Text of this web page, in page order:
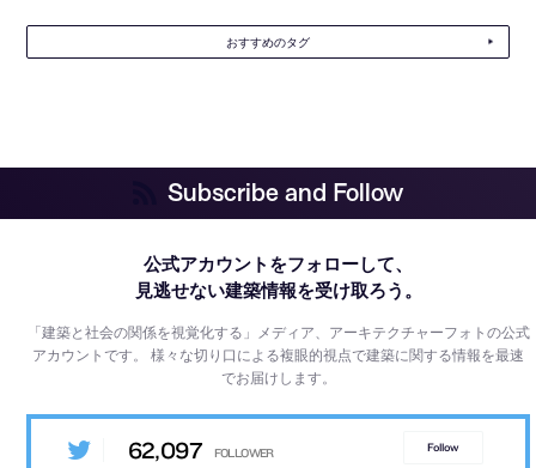
おすすめのタグ
Subscribe and Follow
公式アカウントをフォローして、
見逃せない建築情報を受け取ろう。
「建築と社会の関係を視覚化する」メディア、アーキテクチャーフォトの公式
アカウントです。様々な切り口による複眼的視点で建築に関する情報を最速
でお届けします。
62,097 Follow